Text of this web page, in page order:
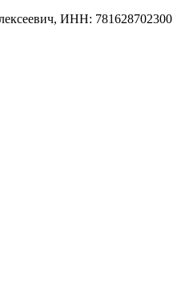
ИНН: 781628702300